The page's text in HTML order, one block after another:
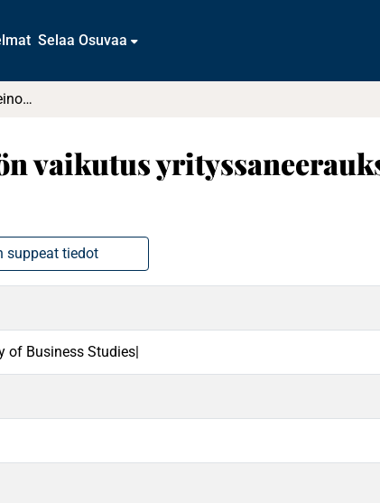
Selaa Osuvaa
Aktiivisten saneerauskeinojen käytön vaikutus yrityssaneerauksessa onnistumiseen
vaikutus
suppeat tiedot
of Business Studies|